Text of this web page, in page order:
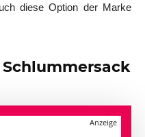
diese Option der Marke